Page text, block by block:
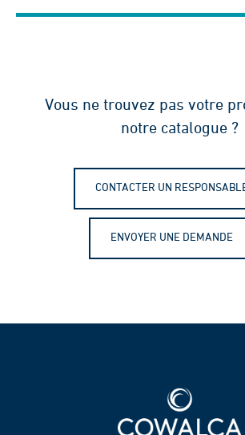
Vous ne trouvez pas votre
notre catalogue ?
CONTACTER UN
ENVOYER UNE DEMANDE